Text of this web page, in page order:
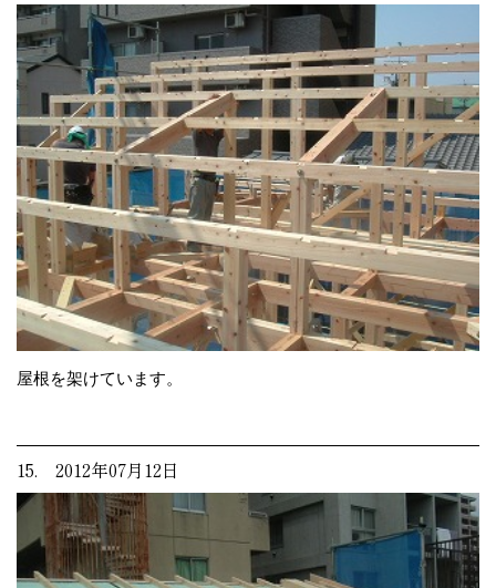
屋根を架けています。
15. 2012年07月12日